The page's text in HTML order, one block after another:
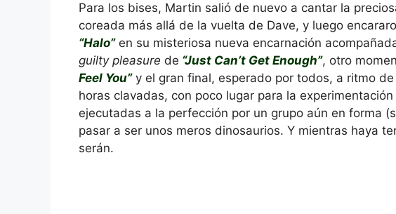
Para los bises, Martin salió de nuevo a cantar la
coreada más allá de la vuelta de Dave, y luego
“Halo”en su misteriosa nueva encarnación
guilty pleasure de “Just Can’t Get Enough”, otro
Feel You”y el gran final, esperado por todos, a ritmo de
horas clavadas, con poco lugar para la
ejecutadas a la perfección por un grupo aún en forma
pasar a ser unos meros dinosaurios. Y mientras haya
serán.